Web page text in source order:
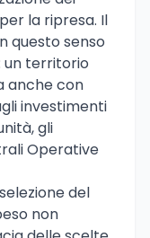
la ripresa. Il
questo senso
un territorio
anche con
investimenti
gli
Operative
del
non